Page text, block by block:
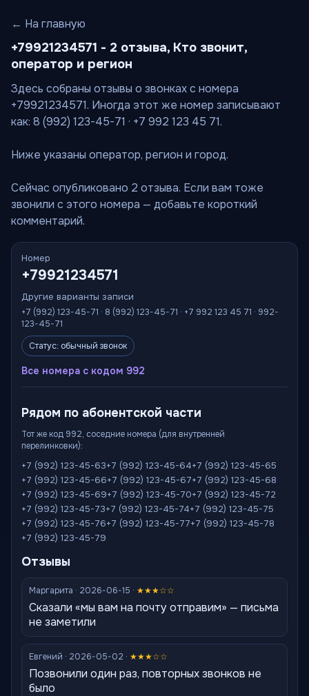
← На главную
+79921234571 - 2 отзыва, Кто звонит,
оператор и регион
Здесь собраны отзывы о звонках с номера
+79921234571. Иногда этот же номер записывают
как: 8 (992) 123-45-71 · +7 992 123 45 71.
Ниже указаны оператор, регион и город.
Сейчас опубликовано 2 отзыва. Если вам тоже
звонили с этого номера — добавьте короткий
комментарий.
Номер
+79921234571
Другие варианты записи
+7 (992) 123-45-71 · 8 (992) 123-45-71 · +7 992 123 45 71 · 992-
123-45-71
Статус: обычный звонок
Все номера с кодом 992
Рядом по абонентской части
Тот же код 992, соседние номера (для внутренней
перелинковки):
+7 (992) 123-45-63+7 (992) 123-45-64+7 (992) 123-45-65
+7 (992) 123-45-66+7 (992) 123-45-67+7 (992) 123-45-68
+7 (992) 123-45-69+7 (992) 123-45-70+7 (992) 123-45-72
+7 (992) 123-45-73+7 (992) 123-45-74+7 (992) 123-45-75
+7 (992) 123-45-76+7 (992) 123-45-77+7 (992) 123-45-78
+7 (992) 123-45-79
Отзывы
Маргарита · 2026-06-15 · ★★★☆☆
Сказали «мы вам на почту отправим» — письма
не заметили
Евгений · 2026-05-02 · ★★★☆☆
Позвонили один раз, повторных звонков не
было